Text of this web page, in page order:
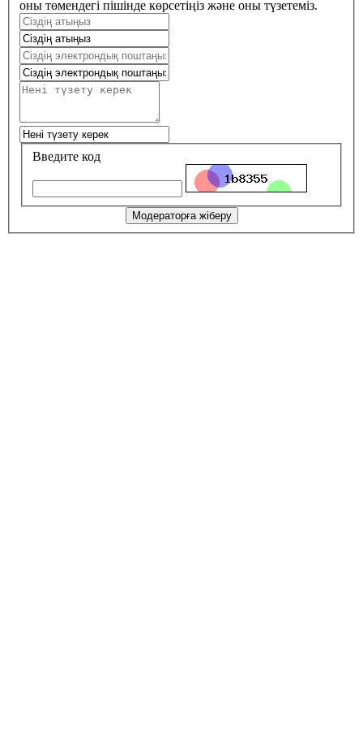
оны төмендегі пішінде көрсетіңіз және оны түзетеміз.
Введите код
Модераторға жіберу